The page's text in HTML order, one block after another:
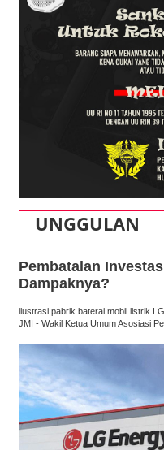
UNGGULAN
Pembatalan
Dampaknya?
ilustrasi pabrik baterai mobil listrik
JMI - Wakil Ketua Umum Asosiasi